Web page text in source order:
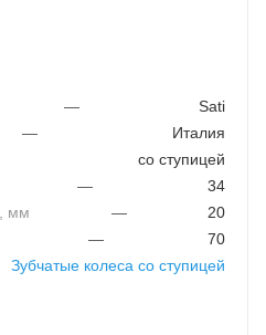
—
Sati
—
Италия
со ступицей
—
34
мм
—
20
—
70
Зубчатые колеса со ступицей